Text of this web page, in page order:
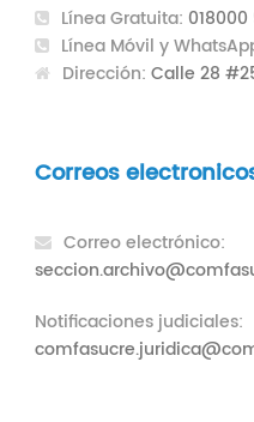
Línea Gratuita: 018000
Línea Móvil y
Dirección: Calle 28
Correos
Correo electrónico:
Notificaciones judiciales: